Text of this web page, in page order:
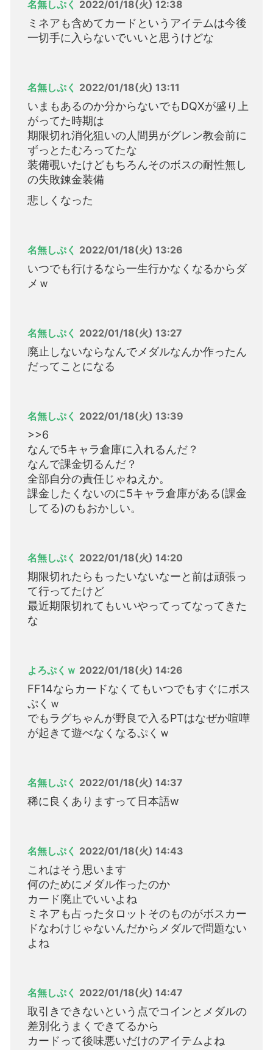
名無しぷく 2022/01/18(火) 12:38
ミネアも含めてカードというアイテムは今後
一切手に入らないでいいと思うけどな
名無しぷく 2022/01/18(火) 13:11
いまもあるのか分からないでもDQXが盛り上
がってた時期は
期限切れ消化狙いの人間男がグレン教会前に
ずっとたむろってたな
装備覗いたけどもちろんそのボスの耐性無し
の失敗錬金装備
悲しくなった
名無しぷく 2022/01/18(火) 13:26
いつでも行けるなら一生行かなくなるからダ
メｗ
名無しぷく 2022/01/18(火) 13:27
廃止しないならなんでメダルなんか作ったん
だってことになる
名無しぷく 2022/01/18(火) 13:39
>>6
なんで5キャラ倉庫に入れるんだ？
なんで課金切るんだ？
全部自分の責任じゃねえか。
課金したくないのに5キャラ倉庫がある(課金
してる)のもおかしい。
名無しぷく 2022/01/18(火) 14:20
期限切れたらもったいないなーと前は頑張っ
て行ってたけど
最近期限切れてもいいやってってなってきた
な
よろぷくｗ 2022/01/18(火) 14:26
FF14ならカードなくてもいつでもすぐにボス
ぷくｗ
でもラグちゃんが野良で入るPTはなぜか喧嘩
が起きて遊べなくなるぷくｗ
名無しぷく 2022/01/18(火) 14:37
稀に良くありますって日本語w
名無しぷく 2022/01/18(火) 14:43
これはそう思います
何のためにメダル作ったのか
カード廃止でいいよね
ミネアも占ったタロットそのものがボスカー
ドなわけじゃないんだからメダルで問題ない
よね
名無しぷく 2022/01/18(火) 14:47
取引きできないという点でコインとメダルの
差別化うまくできてるから
カードって後味悪いだけのアイテムよね